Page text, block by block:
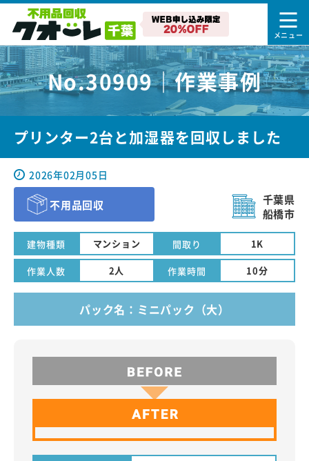
No.30909｜作業事例
プリンター2台と加湿器を回収しました
2026年02月05日
不用品回収
千葉県
船橋市
建物種類 マンション 間取り 1K
作業人数 2人 作業時間 10分
パック名：ミニパック（大）